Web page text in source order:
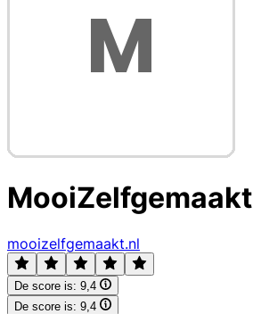
MooiZelfgemaakt
mooizelfgemaakt.nl
De score is: 9,4
De score is: 9,4